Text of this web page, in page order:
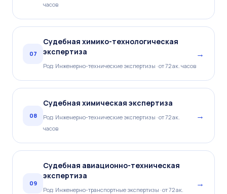
часов
07
Судебная химико-технологическая
экспертиза
Род: Инженерно-технические экспертизы · от 72 ак. часов
→
08
Судебная химическая экспертиза
Род: Инженерно-технические экспертизы · от 72 ак.
часов
→
09
Судебная авиационно-техническая
экспертиза
Род: Инженерно-транспортные экспертизы · от 72 ак.
→